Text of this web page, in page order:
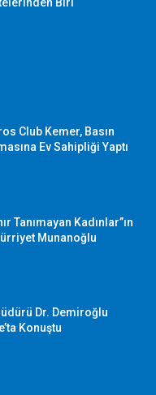
Biri
Club Kemer, Basın
Ev Sahipliği Yaptı
Tanımayan Kadınlar”ın
Munanoğlu
Dr. Demiroğlu
Konuştu